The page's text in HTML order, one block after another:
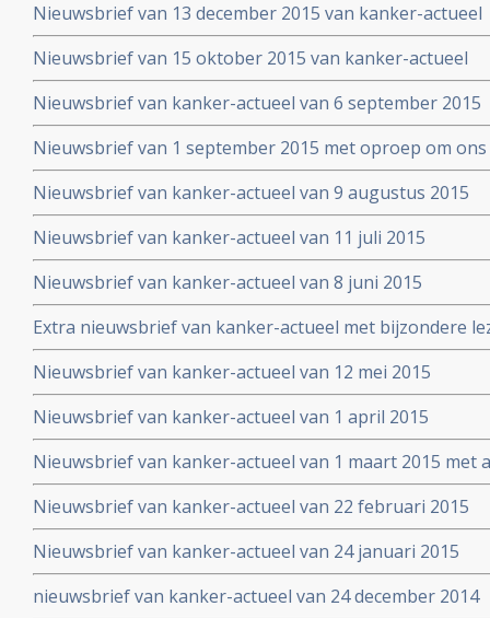
Nieuwsbrief van 13 december 2015 van kanker-actueel
Nieuwsbrief van 15 oktober 2015 van kanker-actueel
Nieuwsbrief van kanker-actueel van 6 september 2015
Nieuwsbrief van 1 september 2015 met oproep om
Nieuwsbrief van kanker-actueel van 9 augustus 2015
Nieuwsbrief van kanker-actueel van 11 juli 2015
Nieuwsbrief van kanker-actueel van 8 juni 2015
Extra nieuwsbrief van kanker-actueel met bijzondere
Truth about cancer: Step outside the box op 25 mei
symposium
Nieuwsbrief van kanker-actueel van 12 mei 2015
Nieuwsbrief van kanker-actueel van 1 april 2015
Nieuwsbrief van kanker-actueel van 1 maart 2015 met
wetenschappelijk bewezen niet-toxische middelen en
Nieuwsbrief van kanker-actueel van 22 februari 2015
Nieuwsbrief van kanker-actueel van 24 januari 2015
nieuwsbrief van kanker-actueel van 24 december 2014